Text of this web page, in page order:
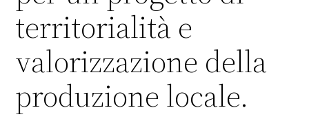
territorialità e
valorizzazione della
produzione locale.